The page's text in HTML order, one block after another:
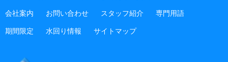
会社案内 お問い合わせ スタッフ紹介 専門用語
期間限定 水回り情報 サイトマップ